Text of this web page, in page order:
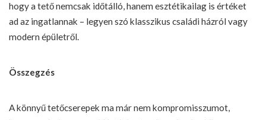
hogy a tető nemcsak időtálló, hanem esztétikailag is értéket
ad az ingatlannak – legyen szó klasszikus családi házról vagy
modern épületről.
Összegzés
A könnyű tetőcserepek ma már nem kompromisszumot,